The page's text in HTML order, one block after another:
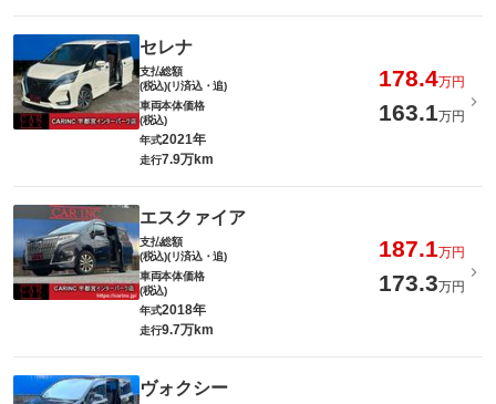
セレナ
支払総額
(税込)(リ済込・追)
178.4万円
車両本体価格
(税込)
163.1万円
年式2021年
走行7.9万km
エスクァイア
支払総額
(税込)(リ済込・追)
187.1万円
車両本体価格
(税込)
173.3万円
年式2018年
走行9.7万km
ヴォクシー